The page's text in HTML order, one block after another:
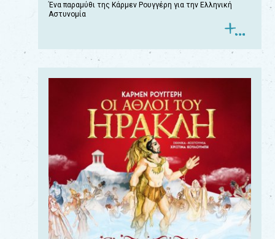
Ένα παραμύθι της Κάρμεν Ρουγγέρη για την Ελληνική
Αστυνομία